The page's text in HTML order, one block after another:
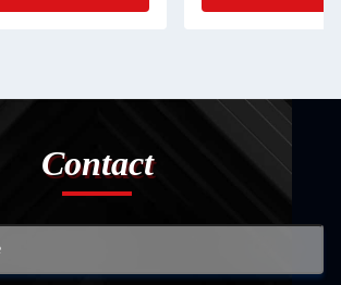
Contact